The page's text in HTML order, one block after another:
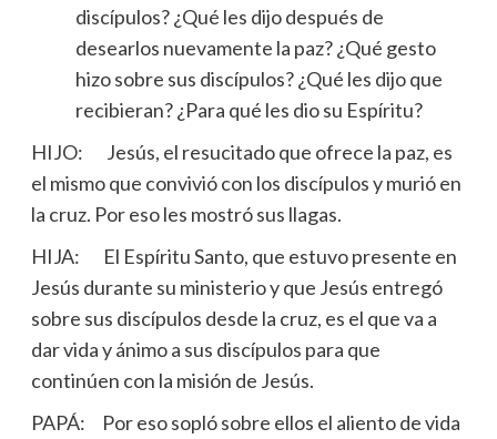
discípulos? ¿Qué les dijo después de
desearlos nuevamente la paz? ¿Qué gesto
hizo sobre sus discípulos? ¿Qué les dijo que
recibieran? ¿Para qué les dio su Espíritu?
HIJO: Jesús, el resucitado que ofrece la paz, es
el mismo que convivió con los discípulos y murió en
la cruz. Por eso les mostró sus llagas.
HIJA: El Espíritu Santo, que estuvo presente en
Jesús durante su ministerio y que Jesús entregó
sobre sus discípulos desde la cruz, es el que va a
dar vida y ánimo a sus discípulos para que
continúen con la misión de Jesús.
PAPÁ: Por eso sopló sobre ellos el aliento de vida